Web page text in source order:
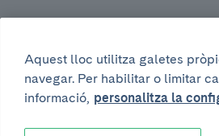
25 de febrer de 2011
Aquest lloc utilitza galetes
navegar. Per habilitar o limitar
informació, personalitza la